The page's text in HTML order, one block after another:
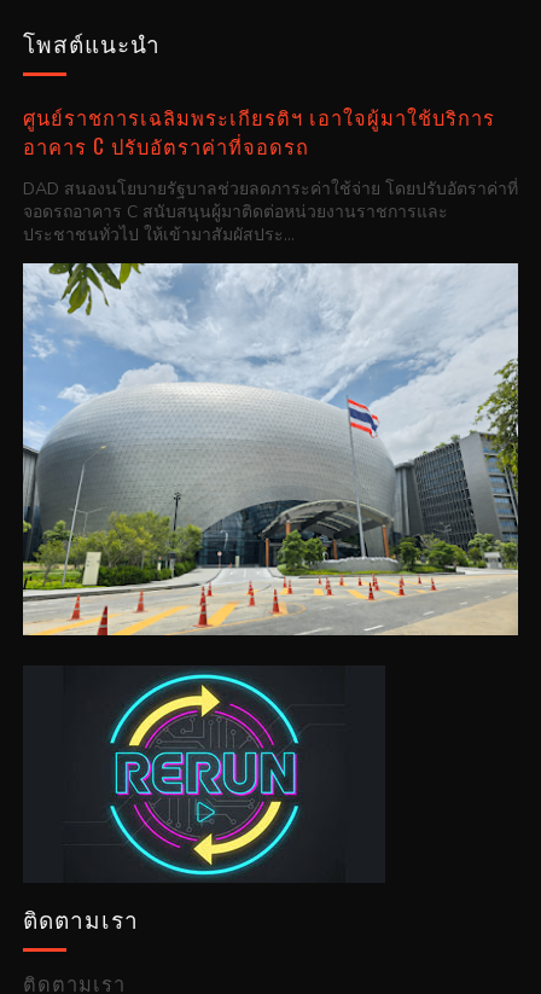
โพสต์แนะนำ
ศูนย์ราชการเฉลิมพระเกียรติฯ เอาใจผู้มาใช้บริการ
อาคาร C ปรับอัตราค่าที่จอดรถ
DAD สนองนโยบายรัฐบาลช่วยลดภาระค่าใช้จ่าย โดยปรับอัตราค่าที่
จอดรถอาคาร C สนับสนุนผู้มาติดต่อหน่วยงานราชการและ
ประชาชนทั่วไป ให้เข้ามาสัมผัสประ...
ติดตามเรา
ติดตามเรา